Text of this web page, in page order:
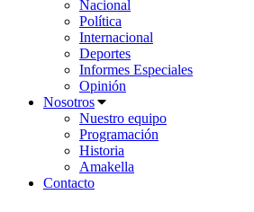
Nacional
Política
Internacional
Deportes
Informes Especiales
Opinión
Nosotros
Nuestro equipo
Programación
Historia
Amakella
Contacto